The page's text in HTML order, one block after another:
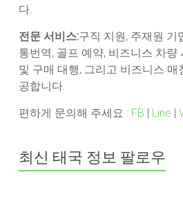
다.
전문 서비스:구직 지원, 주재원 기
통번역, 골프 예약, 비즈니스 차량
및 구매 대행, 그리고 비즈니스 매
공합니다.
편하게 문의해 주세요 : FB | Line |
최신 태국 정보 팔로우